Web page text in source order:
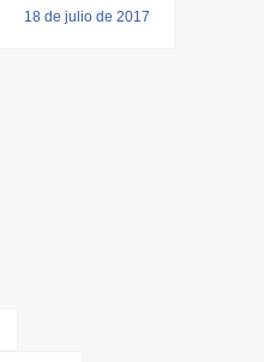
18 de julio de 2017